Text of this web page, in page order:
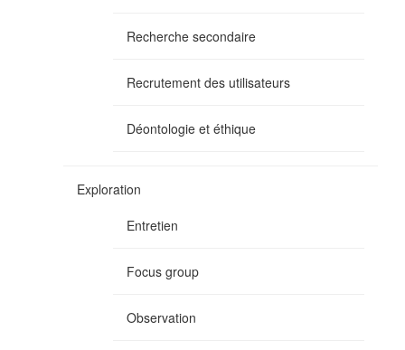
Recherche secondaire
Recrutement des utilisateurs
Déontologie et éthique
Exploration
Entretien
Focus group
Observation